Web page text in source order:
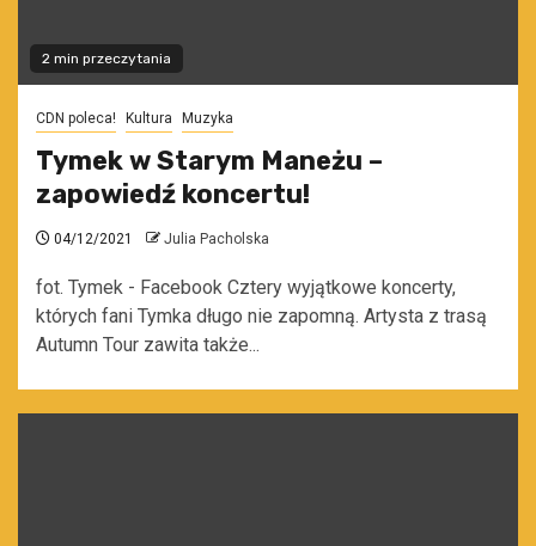
2 min przeczytania
CDN poleca! Kultura Muzyka
Tymek w Starym Maneżu –
zapowiedź koncertu!
04/12/2021 Julia Pacholska
fot. Tymek - Facebook Cztery wyjątkowe koncerty,
których fani Tymka długo nie zapomną. Artysta z trasą
Autumn Tour zawita także...